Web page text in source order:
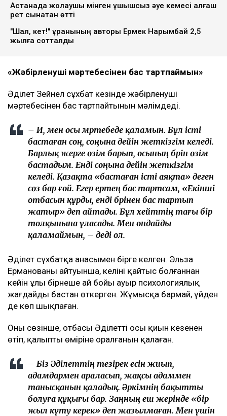
Астанада жолаушы мінген ұшқышсыз әуе кемесі алғаш
рет сынақтан өтті
"Шал, кет!" ұранының авторы Ермек Нарымбай 2,5
жылға сотталды
«Жәбірленуші мәртебесінен бас тартпаймын»
Әділет Зейнел сұхбат кезінде жәбірленуші
мәртебесінен бас тартпайтынын мәлімдеді.
– Иә, мен осы мәртебеде қаламын. Бұл істі
бастаған соң, соңына дейін жеткізгім келеді.
Барлық жерге өзім барып, осының бәрін өзім
бастадым. Енді соңына дейін жеткізгім
келеді. Қазақта «бастаған істі аяқта» деген
сөз бар ғой. Егер ертең бас тартсам, «Екінші
отбасын құрды, енді бәрінен бас тартып
жатыр» деп айтады. Бұл хейттің тағы бір
толқынына ұласады. Мен ондайды
қаламаймын, – деді ол.
Әділет сұхбатқа анасымен бірге келген. Эльза
Ерманованың айтуынша, келіні қайтыс болғаннан
кейін ұлы бірнеше ай бойы ауыр психологиялық
жағдайды бастан өткерген. Жұмысқа бармай, үйден
де көп шықпаған.
Оның сөзінше, отбасы Әділеттің осы қиын кезеңнен
өтіп, қалыпты өміріне оралғанын қалаған.
– Біз Әділеттің тезірек есін жиып,
адамдармен араласып, жақсы адаммен
танысқанын қаладық. Әркімнің бақытты
болуға құқығы бар. Заңның еш жерінде «бір
жыл күту керек» деп жазылмаған. Мен үшін